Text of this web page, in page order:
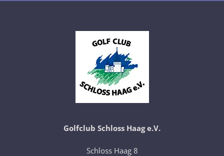
Golfclub Schloss Haag e.V.
​Schloss Haag 8